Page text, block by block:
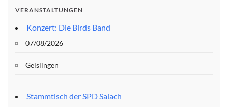
VERANSTALTUNGEN
Konzert: Die Birds Band
07/08/2026
Geislingen
Stammtisch der SPD Salach